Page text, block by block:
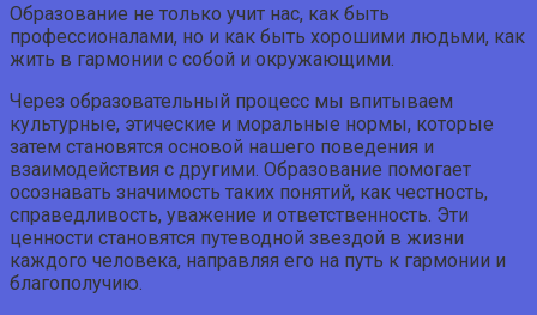
Образование не только учит нас, как быть
профессионалами, но и как быть хорошими людьми, как
жить в гармонии с собой и окружающими.
Через образовательный процесс мы впитываем
культурные, этические и моральные нормы, которые
затем становятся основой нашего поведения и
взаимодействия с другими. Образование помогает
осознавать значимость таких понятий, как честность,
справедливость, уважение и ответственность. Эти
ценности становятся путеводной звездой в жизни
каждого человека, направляя его на путь к гармонии и
благополучию.